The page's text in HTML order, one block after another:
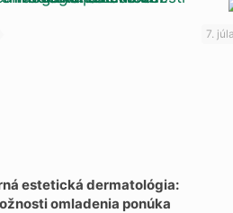
estetická dermatológia:
omladenia ponúka
7.